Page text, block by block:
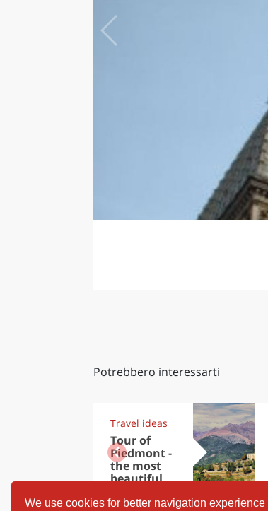
We use cookies for better navigation experience
Potrebbero interessarti
Travel ideas
Tour of
Piedmont -
the most
beautiful
world